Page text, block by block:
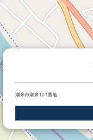
潮来市潮来101番地